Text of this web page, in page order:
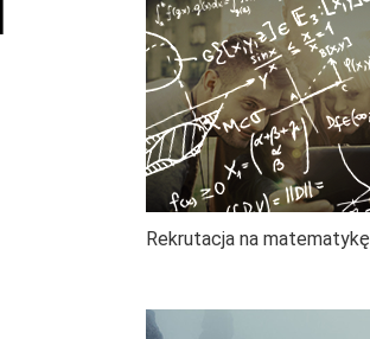
Rekrutacja na matematykę